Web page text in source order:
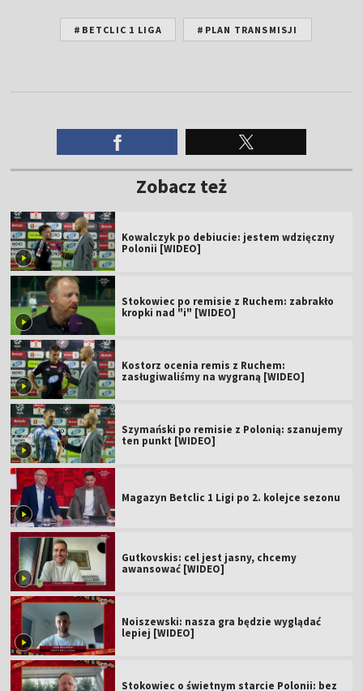
#BETCLIC 1 LIGA #PLAN TRANSMISJI
Zobacz też
Kowalczyk po debiucie: jestem wdzięczny
Polonii [WIDEO]
Stokowiec po remisie z Ruchem: zabrakło
kropki nad "i" [WIDEO]
Kostorz ocenia remis z Ruchem:
zasługiwaliśmy na wygraną [WIDEO]
Szymański po remisie z Polonią: szanujemy
ten punkt [WIDEO]
Magazyn Betclic 1 Ligi po 2. kolejce sezonu
Gutkovskis: cel jest jasny, chcemy
awansować [WIDEO]
Noiszewski: nasza gra będzie wyglądać
lepiej [WIDEO]
Stokowiec o świetnym starcie Polonii: bez